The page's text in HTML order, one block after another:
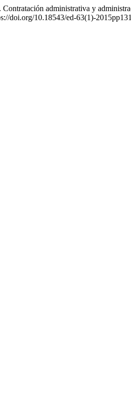
Contratación administrativa y
doi.org/10.18543/ed-63(1)-